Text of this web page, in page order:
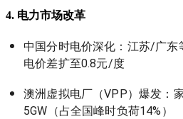
4. 电力市场改革
中国分时电价深化：江苏/广东
电价差扩至0.8元/度
澳洲虚拟电厂（VPP）爆发：
5GW（占全国峰时负荷14%）